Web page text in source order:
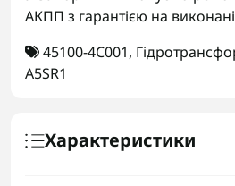
АКПП з гарантією на
45100-4C001,
A5SR1
Характеристики